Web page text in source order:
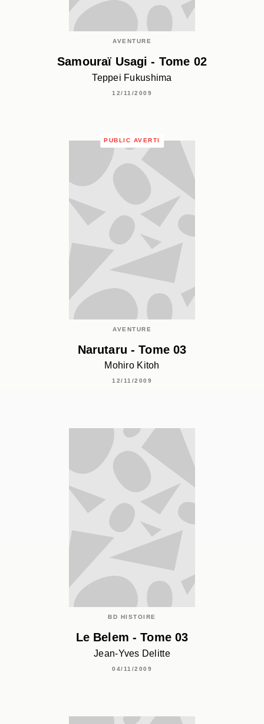
AVENTURE
Samouraï Usagi - Tome 02
Teppei Fukushima
12/11/2009
PUBLIC AVERTI
AVENTURE
Narutaru - Tome 03
Mohiro Kitoh
12/11/2009
BD HISTOIRE
Le Belem - Tome 03
Jean-Yves Delitte
04/11/2009